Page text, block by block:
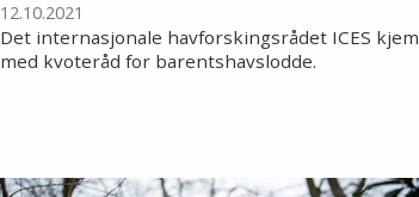
12.10.2021
Det internasjonale havforskingsrådet ICES kjem
med kvoteråd for barentshavslodde.